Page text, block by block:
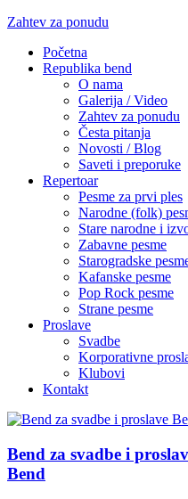
Zahtev za ponudu
Početna
Republika bend
O nama
Galerija / Video
Zahtev za ponudu
Česta pitanja
Novosti / Blog
Saveti i preporuke
Repertoar
Pesme za prvi ples
Narodne (folk)
Stare narodne i
Zabavne pesme
Starogradske
Kafanske pesme
Pop Rock pesme
Strane pesme
Proslave
Svadbe
Korporativne
Klubovi
Kontakt
Bend za svadbe i
Bend